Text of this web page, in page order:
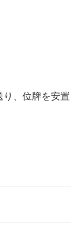
、位牌を安置